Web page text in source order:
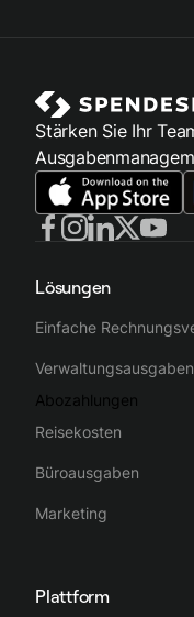
Stärken Sie Ihr
Lösungen
Einfache
Verwaltungsausgaben
Abozahlungen
Reisekosten
Büroausgaben
Marketing
Plattform